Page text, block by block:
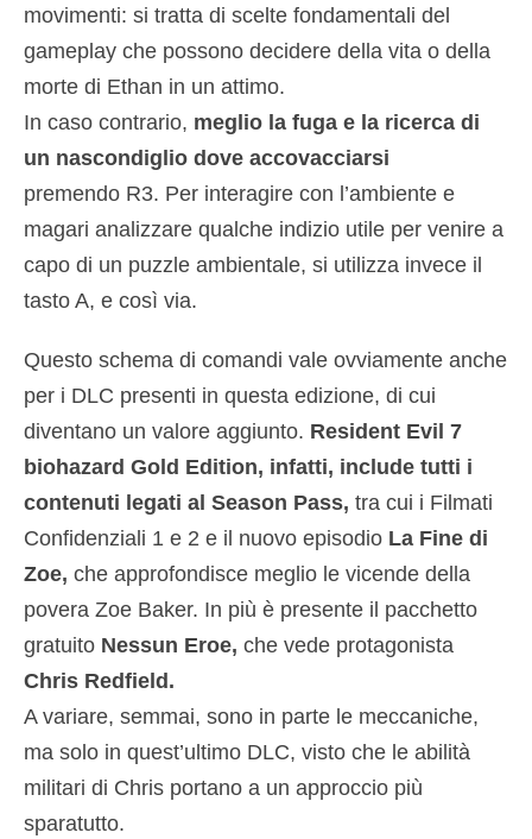
movimenti: si tratta di scelte fondamentali del
gameplay che possono decidere della vita o della
morte di Ethan in un attimo.
In caso contrario, meglio la fuga e la ricerca di
un nascondiglio dove accovacciarsi
premendo R3. Per interagire con l’ambiente e
magari analizzare qualche indizio utile per venire a
capo di un puzzle ambientale, si utilizza invece il
tasto A, e così via.
Questo schema di comandi vale ovviamente anche
per i DLC presenti in questa edizione, di cui
diventano un valore aggiunto. Resident Evil 7
biohazard Gold Edition, infatti, include tutti i
contenuti legati al Season Pass, tra cui i Filmati
Confidenziali 1 e 2 e il nuovo episodio La Fine di
Zoe, che approfondisce meglio le vicende della
povera Zoe Baker. In più è presente il pacchetto
gratuito Nessun Eroe, che vede protagonista
Chris Redfield.
A variare, semmai, sono in parte le meccaniche,
ma solo in quest’ultimo DLC, visto che le abilità
militari di Chris portano a un approccio più
sparatutto.